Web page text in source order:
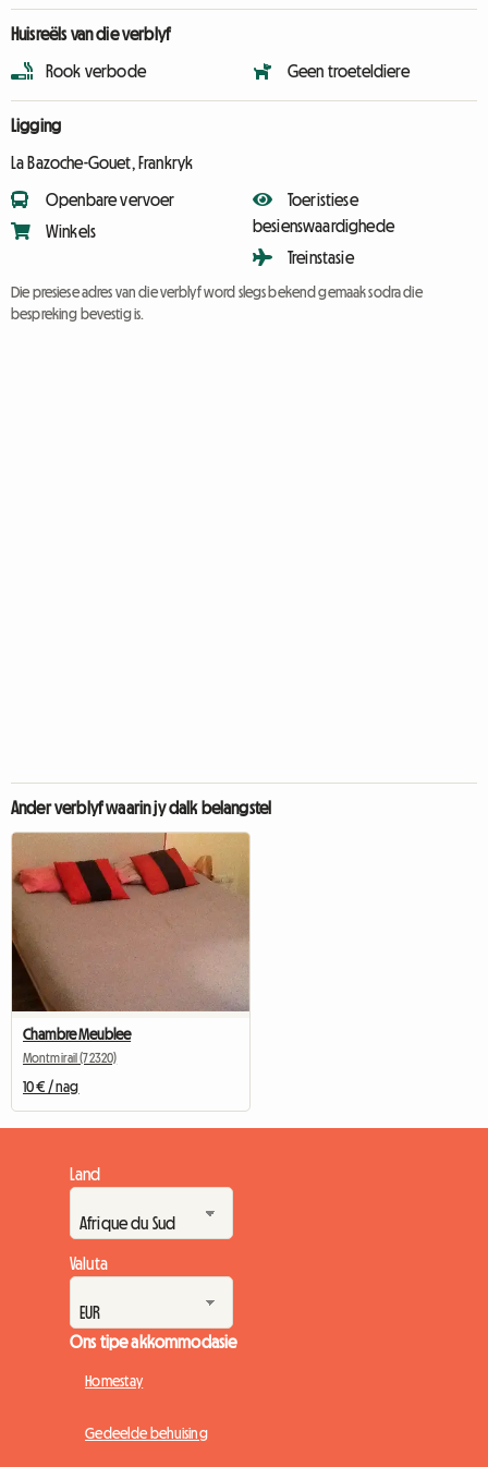
Huisreëls van die verblyf
Rook verbode Geen troeteldiere
Ligging
La Bazoche-Gouet, Frankryk
Openbare vervoer
Winkels
Toeristiese
besienswaardighede
Treinstasie
Die presiese adres van die verblyf word slegs bekend gemaak sodra die
bespreking bevestig is.
Ander verblyf waarin jy dalk belangstel
Chambre Meublee
Montmirail (72320)
10 € / nag
Land
Valuta
Ons tipe akkommodasie
Homestay
Gedeelde behuising